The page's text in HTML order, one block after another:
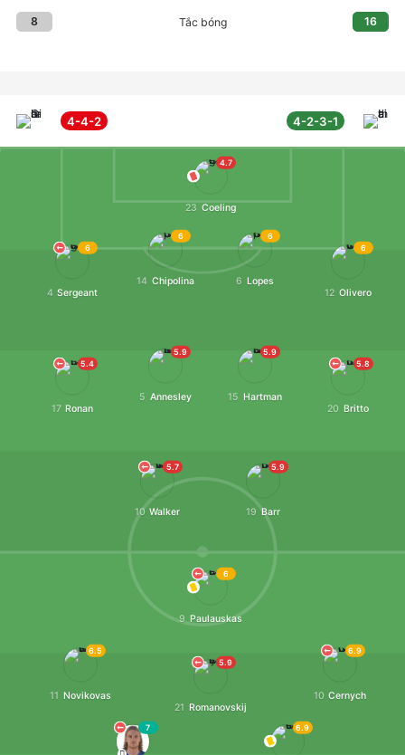
8 Tắc bóng 16
4-4-2 4-2-3-1
4.7
23 Coeling
6
6 Lopes
6
14 Chipolina
6
12 Olivero
6
4 Sergeant
5.9
15 Hartman
5.9
5 Annesley
5.8
20 Britto
5.4
17 Ronan
5.9
19 Barr
5.7
10 Walker
6.9
7
5.9
21 Romanovskij
6.9
10 Cernych
6.5
11 Novikovas
6
9 Paulauskas